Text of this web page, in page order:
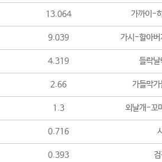
13.064 가까이-
9.039 가시-할아
4.319 들락
2.66 가들막
1.3 외날개-꼬
0.716
0.393